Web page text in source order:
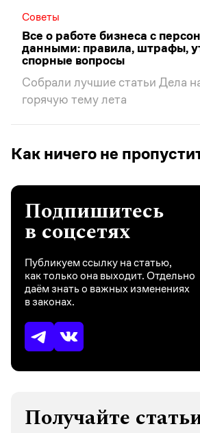
Советы
Все о работе бизнеса с
данными: правила, штрафы,
спорные вопросы
Собрали лучшие статьи Дела
горячую тему лета
Как ничего не
Подпишитесь
в соцсетях
Публикуем ссылку на статью,
как только она выходит. Отдельно
даём знать о важных изменениях
в законах.
Получайте